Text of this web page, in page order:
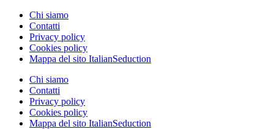
Chi siamo
Contatti
Privacy policy
Cookies policy
Mappa del sito ItalianSeduction
Chi siamo
Contatti
Privacy policy
Cookies policy
Mappa del sito ItalianSeduction